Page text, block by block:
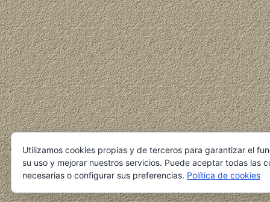
Utilizamos cookies propias y de terceros para garantizar el
su uso y mejorar nuestros servicios. Puede aceptar todas las
necesarias o configurar sus preferencias. Política de cookies